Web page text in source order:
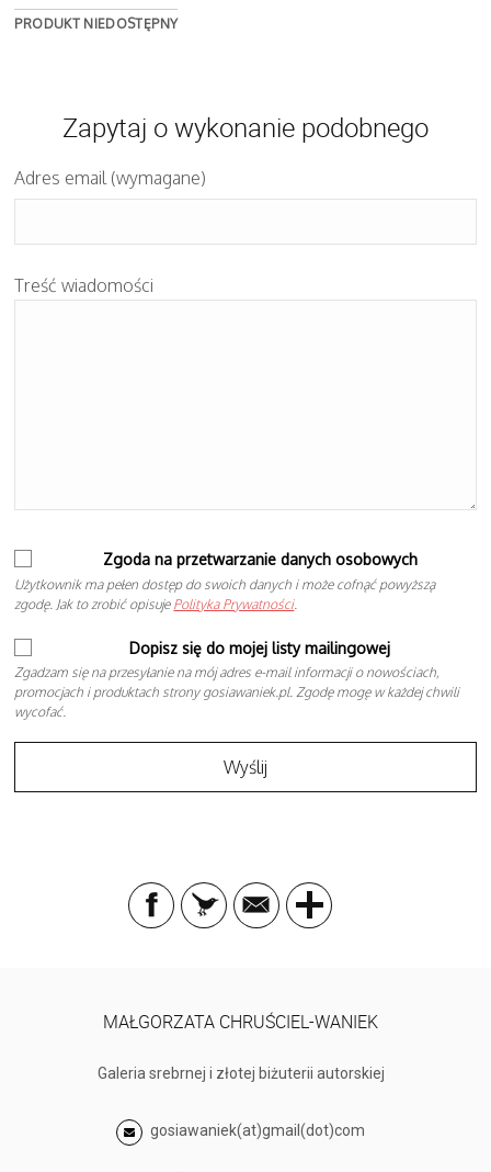
PRODUKT NIEDOSTĘPNY
Zapytaj o wykonanie podobnego
Adres email (wymagane)
Treść wiadomości
Zgoda na przetwarzanie danych osobowych
Użytkownik ma pełen dostęp do swoich danych i może cofnąć powyższą
zgodę. Jak to zrobić opisuje Polityka Prywatności.
Dopisz się do mojej listy mailingowej
Zgadzam się na przesyłanie na mój adres e-mail informacji o nowościach,
promocjach i produktach strony gosiawaniek.pl. Zgodę mogę w każdej chwili
wycofać.
MAŁGORZATA CHRUŚCIEL-WANIEK
Galeria srebrnej i złotej biżuterii autorskiej
gosiawaniek(at)gmail(dot)com